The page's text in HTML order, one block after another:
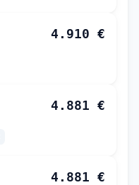
4.910 €
4.881 €
4.881 €